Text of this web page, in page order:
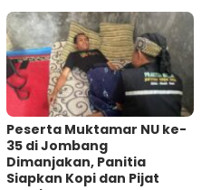
Peserta Muktamar NU ke-
35 di Jombang
Dimanjakan, Panitia
Siapkan Kopi dan Pijat